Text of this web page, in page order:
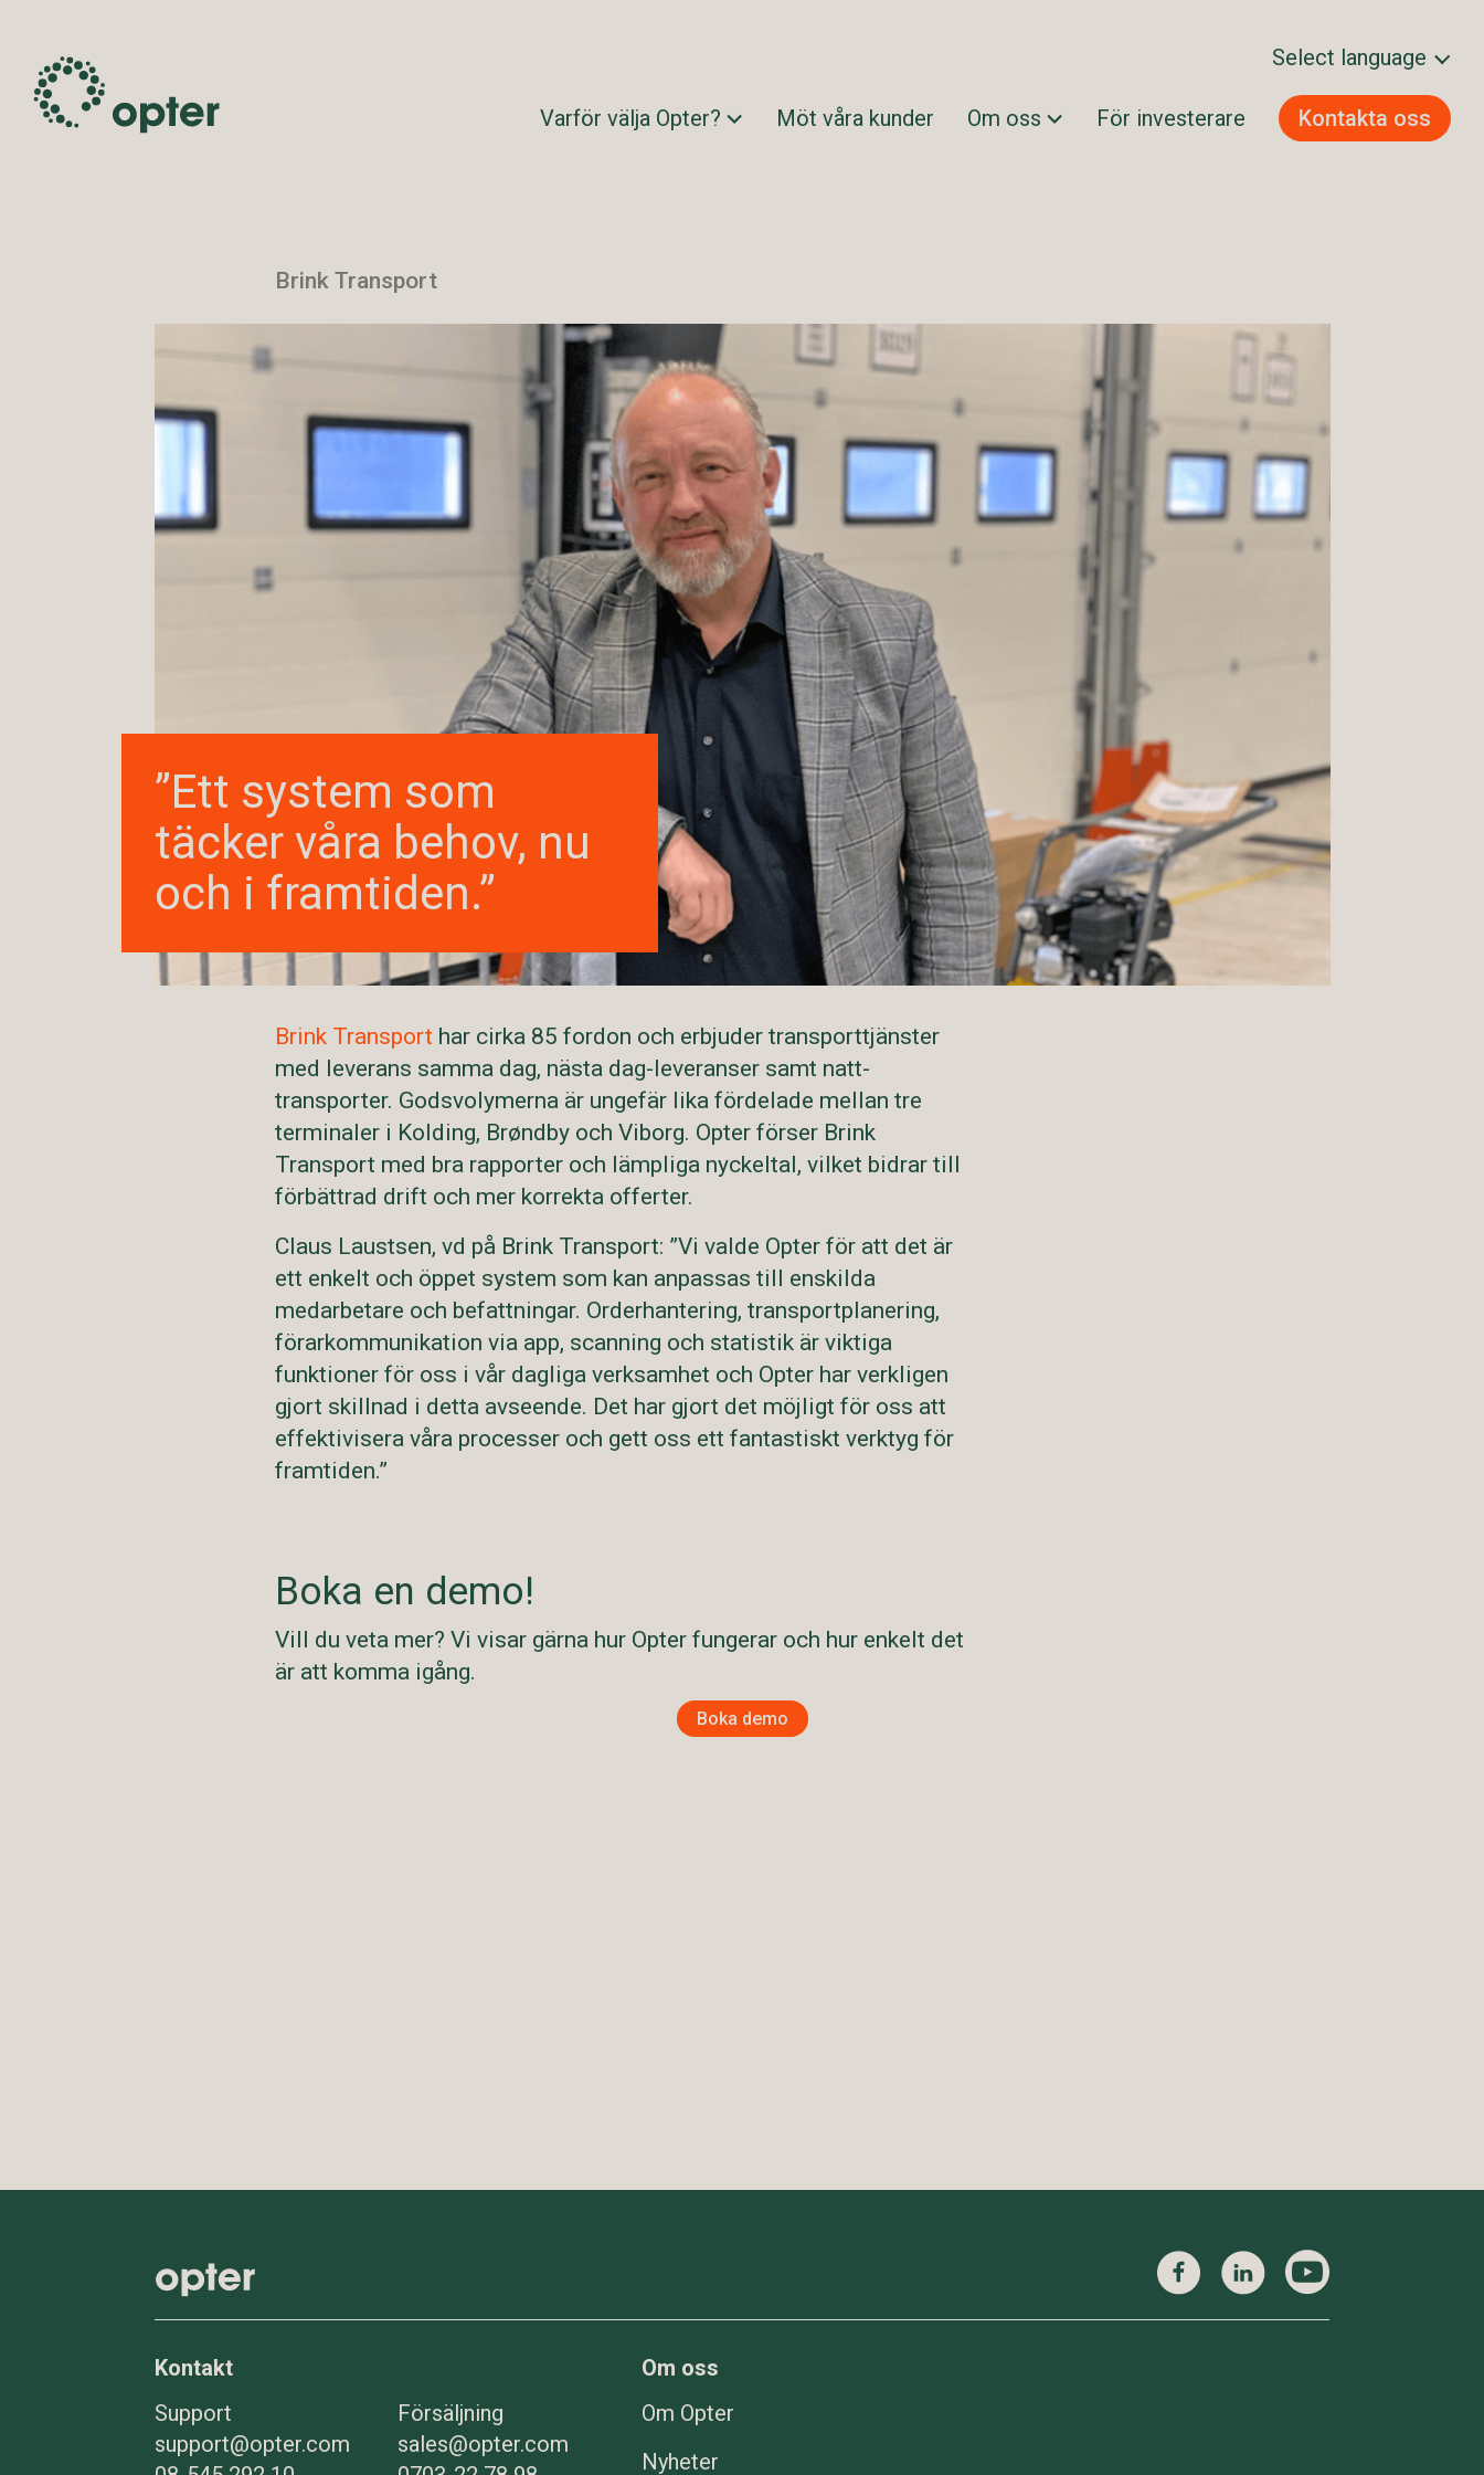
Select language
Svenska
Varför välja Opter? Möt våra kunder Om oss För investerare Kontakta oss
Brink Transport
”Ett system som
täcker våra behov, nu
och i framtiden.”
Brink Transport har cirka 85 fordon och erbjuder transporttjänster
med leverans samma dag, nästa dag-leveranser samt natt-
transporter. Godsvolymerna är ungefär lika fördelade mellan tre
terminaler i Kolding, Brøndby och Viborg. Opter förser Brink
Transport med bra rapporter och lämpliga nyckeltal, vilket bidrar till
förbättrad drift och mer korrekta offerter.
Claus Laustsen, vd på Brink Transport: ”Vi valde Opter för att det är
ett enkelt och öppet system som kan anpassas till enskilda
medarbetare och befattningar. Orderhantering, transportplanering,
förarkommunikation via app, scanning och statistik är viktiga
funktioner för oss i vår dagliga verksamhet och Opter har verkligen
gjort skillnad i detta avseende. Det har gjort det möjligt för oss att
effektivisera våra processer och gett oss ett fantastiskt verktyg för
framtiden.”
Boka en demo!
Vill du veta mer? Vi visar gärna hur Opter fungerar och hur enkelt det
är att komma igång.
Boka demo
Kontakt
Support
support@opter.com
Försäljning
sales@opter.com
Om oss
Om Opter
Nyheter